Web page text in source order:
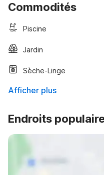
Commodités
Piscine
Jardin
Sèche-Linge
Afficher plus
Endroits